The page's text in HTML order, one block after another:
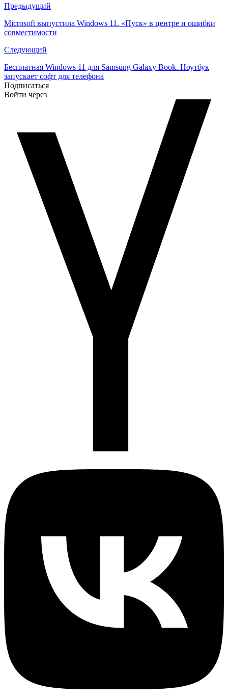
Навигация
по
записям
Предыдущий
Microsoft выпустила Windows 11. «Пуск» в центре и ошибки
совместимости
Следующий
Бесплатная Windows 11 для Samsung Galaxy Book. Ноутбук
запускает софт для телефона
Подписаться
Войти через